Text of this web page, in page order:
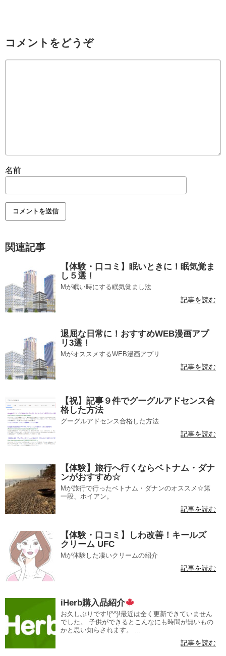
コメントをどうぞ
名前
関連記事
【体験・口コミ】眠いときに！眠気覚ま
し５選！
Mが眠い時にする眠気覚まし法
記事を読む
退屈な日常に！おすすめWEB漫画アプ
リ3選！
MがオススメするWEB漫画アプリ
記事を読む
【祝】記事９件でグーグルアドセンス合
格した方法
グーグルアドセンス合格した方法
記事を読む
【体験】旅行へ行くならベトナム・ダナ
ンがおすすめ☆
Mが旅行で行ったベトナム・ダナンのオススメ☆第
一段、ホイアン。
記事を読む
【体験・口コミ】しわ改善！キールズ
クリーム UFC
Mが体験した凄いクリームの紹介
記事を読む
iHerb購入品紹介
お久しぶりです!(^^)!最近は全く更新できていません
でした。 子供ができるとこんなにも時間が無いもの
かと思い知らされます。 ...
記事を読む